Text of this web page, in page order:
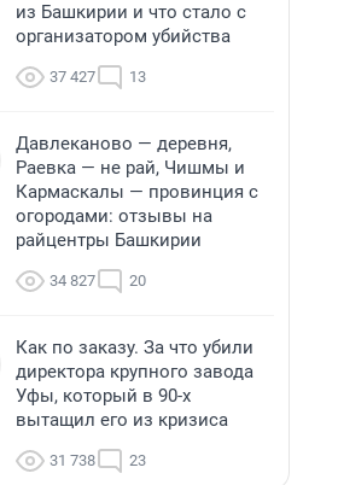
из Башкирии и что стало с
организатором убийства
37 427 13
Давлеканово — деревня,
Раевка — не рай, Чишмы и
Кармаскалы — провинция с
огородами: отзывы на
райцентры Башкирии
34 827 20
Как по заказу. За что убили
директора крупного завода
Уфы, который в 90-х
вытащил его из кризиса
31 738 23